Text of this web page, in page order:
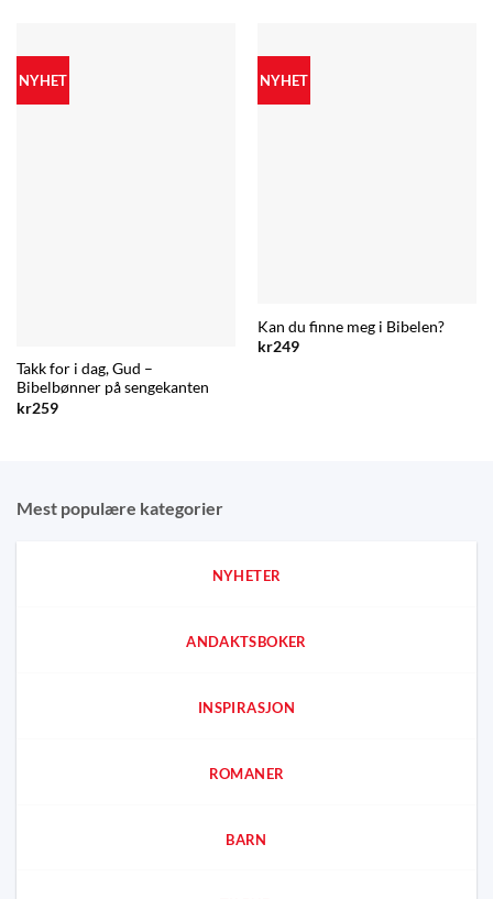
NYHET
Takk for i dag, Gud –
Bibelbønner på sengekanten
kr259
NYHET
Kan du finne meg i Bibelen?
kr249
Mest populære kategorier
NYHETER
ANDAKTSBOKER
INSPIRASJON
ROMANER
BARN